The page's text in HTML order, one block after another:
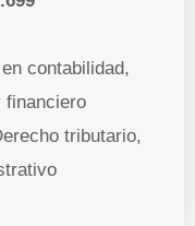
contabilidad,
financiero
tributario,